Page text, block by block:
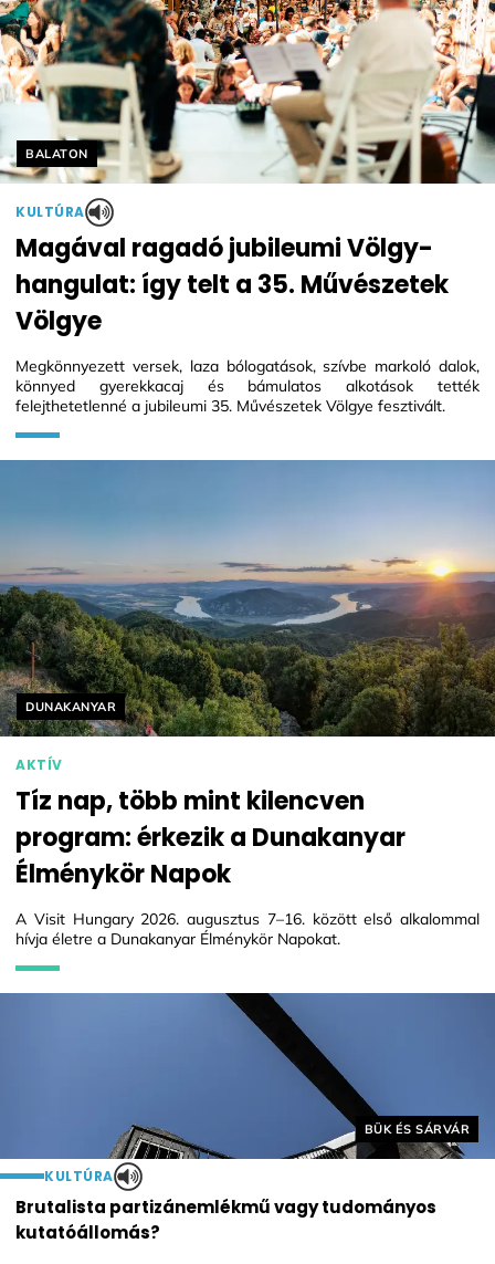
Helyszín címkék:
BALATON
KULTÚRA
Magával ragadó jubileumi Völgy-
hangulat: így telt a 35. Művészetek
Völgye
Megkönnyezett versek, laza bólogatások, szívbe markoló dalok,
könnyed gyerekkacaj és bámulatos alkotások tették
felejthetetlenné a jubileumi 35. Művészetek Völgye fesztivált.
Helyszín címkék:
BÜK ÉS SÁRVÁR
KULTÚRA
Brutalista partizánemlékmű vagy tudományos
kutatóállomás?
Helyszín címkék:
DUNAKANYAR
AKTÍV
Tíz nap, több mint kilencven
program: érkezik a Dunakanyar
Élménykör Napok
A Visit Hungary 2026. augusztus 7–16. között első alkalommal
hívja életre a Dunakanyar Élménykör Napokat.